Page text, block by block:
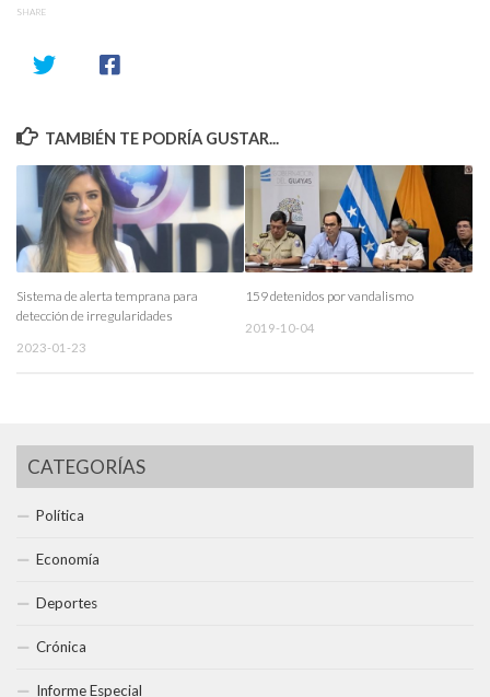
SHARE
TAMBIÉN TE PODRÍA GUSTAR...
Sistema de alerta temprana para
detección de irregularidades
2023-01-23
159 detenidos por vandalismo
2019-10-04
CATEGORÍAS
Política
Economía
Deportes
Crónica
Informe Especial